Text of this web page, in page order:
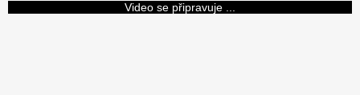
Video se připravuje ...